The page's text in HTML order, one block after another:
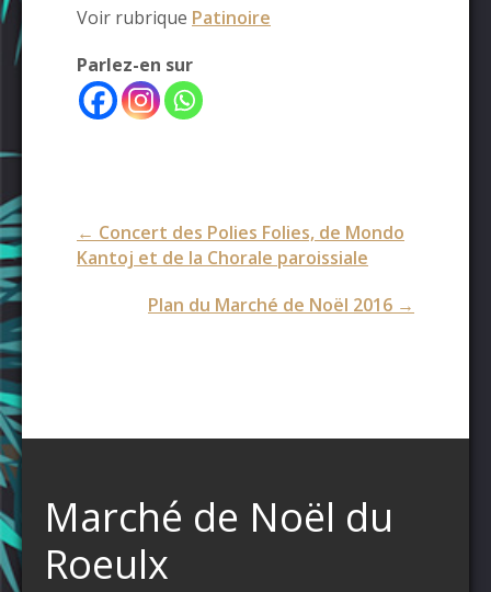
Voir rubrique Patinoire
Parlez-en sur
Post
navigation
← Concert des Polies Folies, de Mondo
Kantoj et de la Chorale paroissiale
Plan du Marché de Noël 2016 →
Marché de Noël du
Roeulx